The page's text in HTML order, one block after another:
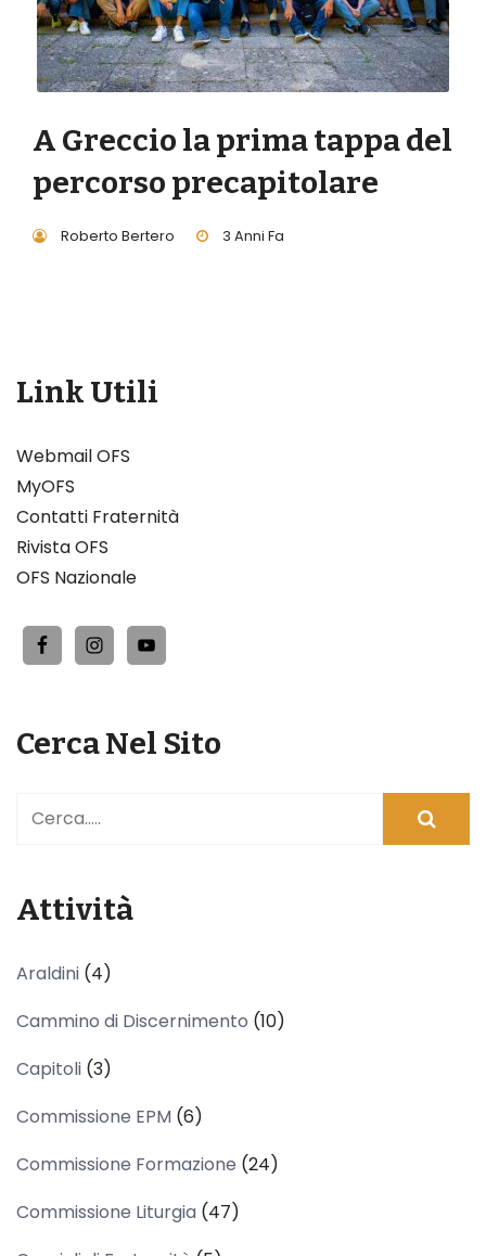
A Greccio la prima tappa del
percorso precapitolare
Roberto Bertero 3 Anni Fa
Link Utili
Webmail OFS
MyOFS
Contatti Fraternità
Rivista OFS
OFS Nazionale
Cerca Nel Sito
Attività
Araldini (4)
Cammino di Discernimento (10)
Capitoli (3)
Commissione EPM (6)
Commissione Formazione (24)
Commissione Liturgia (47)